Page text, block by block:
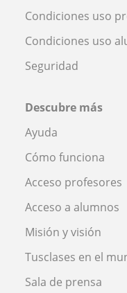
Condiciones uso
Condiciones uso
Seguridad
Descubre más
Ayuda
Cómo funciona
Acceso profesores
Acceso a alumnos
Misión y visión
Tusclases en el
Sala de prensa